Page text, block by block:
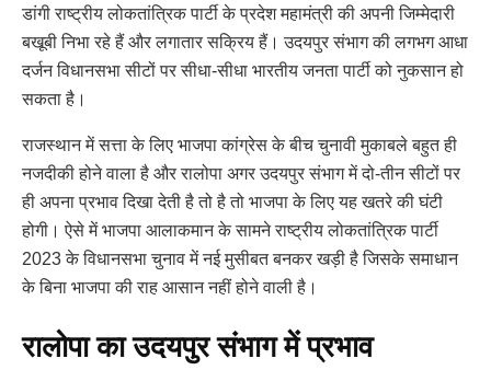
डांगी राष्ट्रीय लोकतांत्रिक पार्टी के प्रदेश महामंत्री की अपनी जिम्मेदारी
बखूबी निभा रहे हैं और लगातार सक्रिय हैं। उदयपुर संभाग की लगभग आधा
दर्जन विधानसभा सीटों पर सीधा-सीधा भारतीय जनता पार्टी को नुकसान हो
सकता है।
राजस्थान में सत्ता के लिए भाजपा कांग्रेस के बीच चुनावी मुकाबले बहुत ही
नजदीकी होने वाला है और रालोपा अगर उदयपुर संभाग में दो-तीन सीटों पर
ही अपना प्रभाव दिखा देती है तो है तो भाजपा के लिए यह खतरे की घंटी
होगी। ऐसे में भाजपा आलाकमान के सामने राष्ट्रीय लोकतांत्रिक पार्टी
2023 के विधानसभा चुनाव में नई मुसीबत बनकर खड़ी है जिसके समाधान
के बिना भाजपा की राह आसान नहीं होने वाली है।
रालोपा का उदयपुर संभाग में प्रभाव